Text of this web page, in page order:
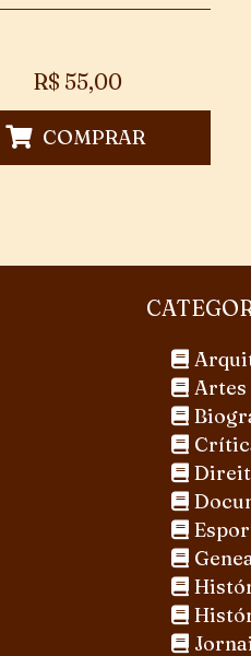
R$ 55,00
COMPRAR
Artes